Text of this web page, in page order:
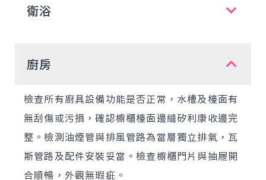
衛浴
廚房
檢查所有廚具設備功能是否正常，水槽及檯面有
無刮傷或污損，確認櫥櫃檯面邊縫矽利康收邊完
整。檢測油煙管與排風管路為當層獨立排氣，瓦
斯管路及配件安裝妥當。檢查櫥櫃門片與抽屜開